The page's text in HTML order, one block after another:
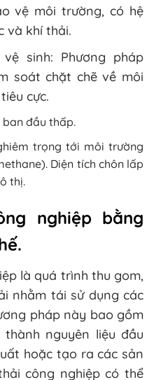
vệ môi trường, có hệ
và khí thải.
sinh: Phương pháp
soát chặt chẽ về môi
cực.
ban đầu thấp.
trọng tới môi trường
Diện tích chôn lấp
thị.
nghiệp bằng
là quá trình thu gom,
nhằm tái sử dụng các
pháp này bao gồm
nguyên liệu đầu
hoặc tạo ra các sản
công nghiệp có thể